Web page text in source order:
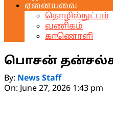
ஏனையவை
தொழில்நுட்பம்
வணிகம்
காணொளி
பொசன்
By: News Staff
On: June 27, 2026 1:43 pm